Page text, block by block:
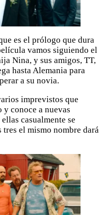
es el prólogo que dura
vamos siguiendo el
Nina, y sus amigos, TT,
hasta Alemania para
a su novia.
imprevistos que
conoce a nuevas
casualmente se
el mismo nombre dará